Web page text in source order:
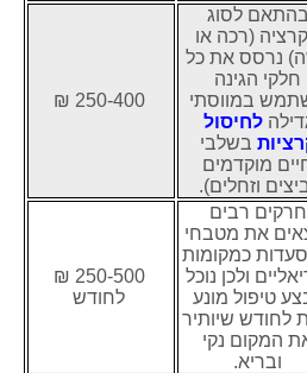
בהתאם לסוג
(רכה או
נרסס את כל
חלקי הגינה
במווסתי
לחיסול
בשלבי
מוקדמים
וזחלים).
250-400 ₪
חרקים רבים
את מטבחי
כמקומות
ולכן נוכל
טיפול מונע
לחודש שיותיר
המקום נקי
ובריא.
250-500 ₪
לחודש